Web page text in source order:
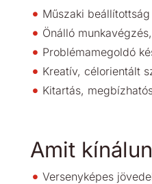
Műszaki beállítottság
Önálló
Problémamegoldó
Kreatív, célorientált
Kitartás,
Amit
Versenyképes